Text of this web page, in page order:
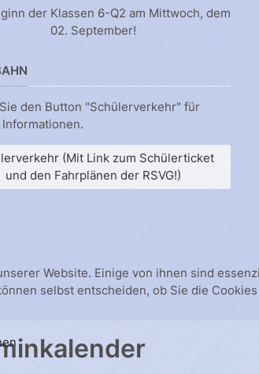
der Klassen 6-Q2 am Mittwoch, dem
02. September!
den Button "Schülerverkehr" für
(Mit Link zum Schülerticket
und den Fahrplänen der RSVG!)
Website. Einige von ihnen sind
selbst entscheiden, ob Sie die